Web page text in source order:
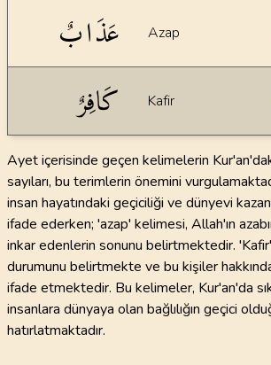
عَذَابٌ Azap
كَافِرٌ Kafir
Ayet içerisinde geçen kelimelerin
sayıları, bu terimlerin önemini
insan hayatındaki geçiciliği ve dünyevi
ifade ederken; 'azap' kelimesi, Allah'ın
inkar edenlerin sonunu belirtmektedir.
durumunu belirtmekte ve bu kişiler
ifade etmektedir. Bu kelimeler, Kur'an'da
insanlara dünyaya olan bağlılığın geçici
hatırlatmaktadır.